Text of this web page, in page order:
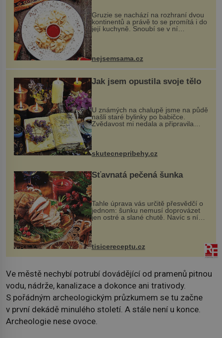
Gruzie se nachází na rozhraní dvou
kontinentů a právě to se promítá i do
její kuchyně. Snoubí se v ní
evropské a asijské chutě a díky tomu
pokrmy, které rozhodně st...
nejsemsama.cz
Jak jsem opustila svoje tělo
U známých na chalupě jsme na půdě
našli staré bylinky po babičce.
Zvědavost mi nedala a připravila
jsem si z nich lektvar… Zimní pobyt
na chalupě se pro mě vlastní vinou
změnil v děsivý zážitek, na kt...
skutecnepribehy.cz
Šťavnatá pečená šunka
Tahle úprava vás určitě přesvědčí o
jednom: šunku nemusí doprovázet
jen ostré a slané chutě. Navíc s ní
nakrmíte poměrně hodně hladových
krků. Ingredience sádlo 3 kg šunky
vcelku 3 stroužky česneku hl...
tisicereceptu.cz
Ve městě nechybí potrubí dovádějící od pramenů pitnou
vodu, nádrže, kanalizace a dokonce ani trativody.
S pořádným archeologickým průzkumem se tu začne
v první dekádě minulého století. A stále není u konce.
Archeologie nese ovoce.